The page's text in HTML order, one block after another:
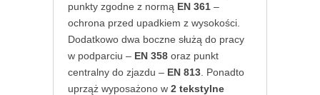
punkty zgodne z normą EN 361 –
ochrona przed upadkiem z wysokości.
Dodatkowo dwa boczne służą do pracy
w podparciu – EN 358 oraz punkt
centralny do zjazdu – EN 813 . Ponadto
uprząż wyposażono w 2 tekstylne